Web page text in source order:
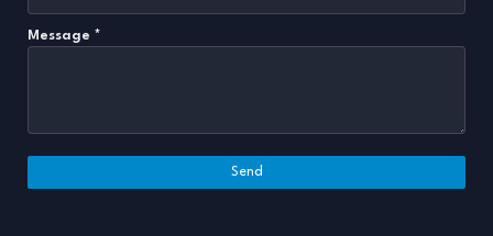
Message *